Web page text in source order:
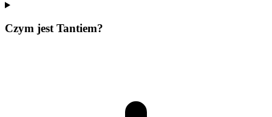
Czym jest Tantiem?